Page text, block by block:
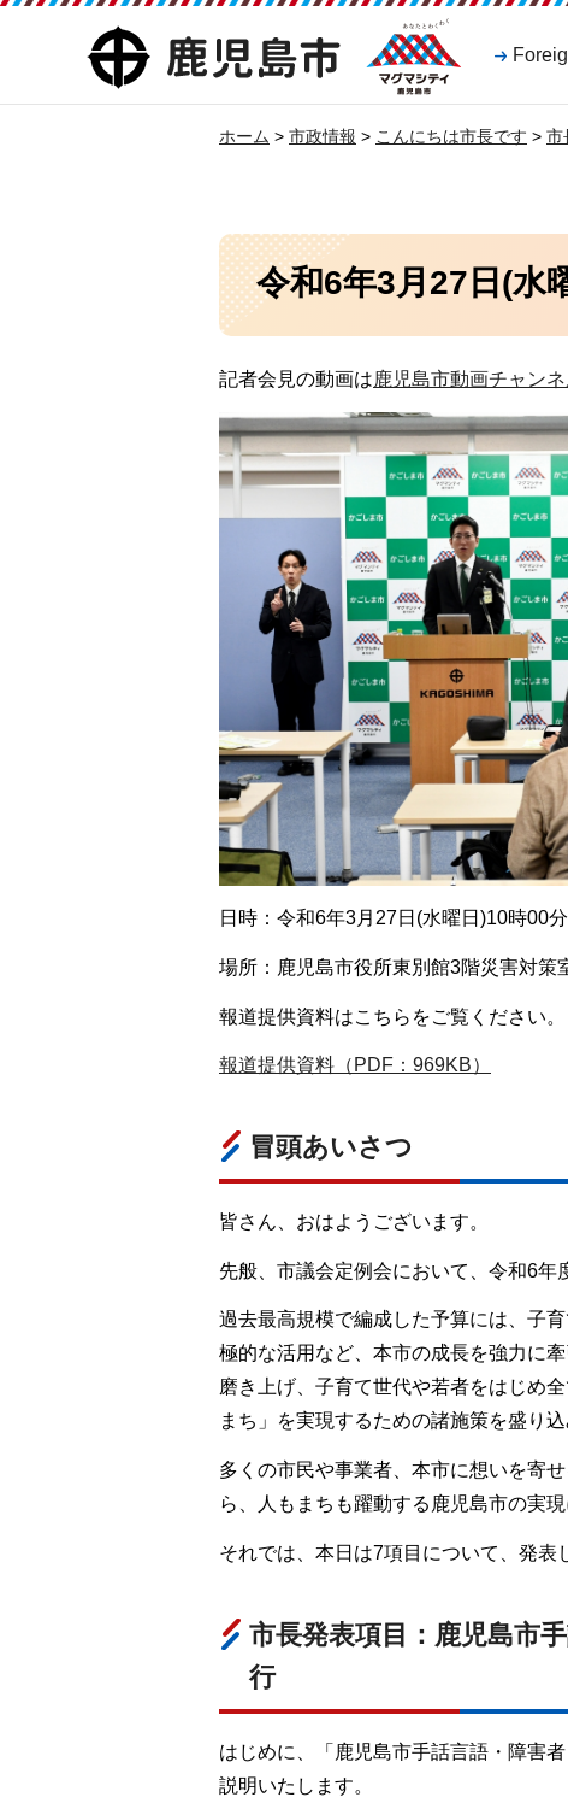
鹿児島市
マグマシティ
鹿児島市
ホーム > 市政情報 > こんにちは市長です > 市
令和6年3月27日(水
記者会見の動画は鹿児島市動画チャン
日時：令和6年3月27日(水曜日)10時00
場所：鹿児島市役所東別館3階災害対策
報道提供資料はこちらをご覧ください。
報道提供資料（PDF：969KB）
冒頭あいさつ
皆さん、おはようございます。
先般、市議会定例会において、令和6年
過去最高規模で編成した予算には、子
極的な活用など、本市の成長を強力に
磨き上げ、子育て世代や若者をはじめ
まち」を実現するための諸施策を盛り込
多くの市民や事業者、本市に想いを寄
ら、人もまちも躍動する鹿児島市の実
それでは、本日は7項目について、発表
市長発表項目：鹿児島市
行
はじめに、「鹿児島市手話言語・障害
説明いたします。